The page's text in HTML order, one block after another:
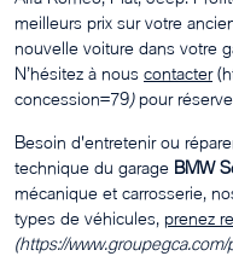
meilleurs prix sur votre
nouvelle voiture dans votre
N’hésitez à nous contacter
concession=79)pour
Besoin d'entretenir ou
technique du garage BMW
mécanique et carrosserie,
types de véhicules, prenez
(https://